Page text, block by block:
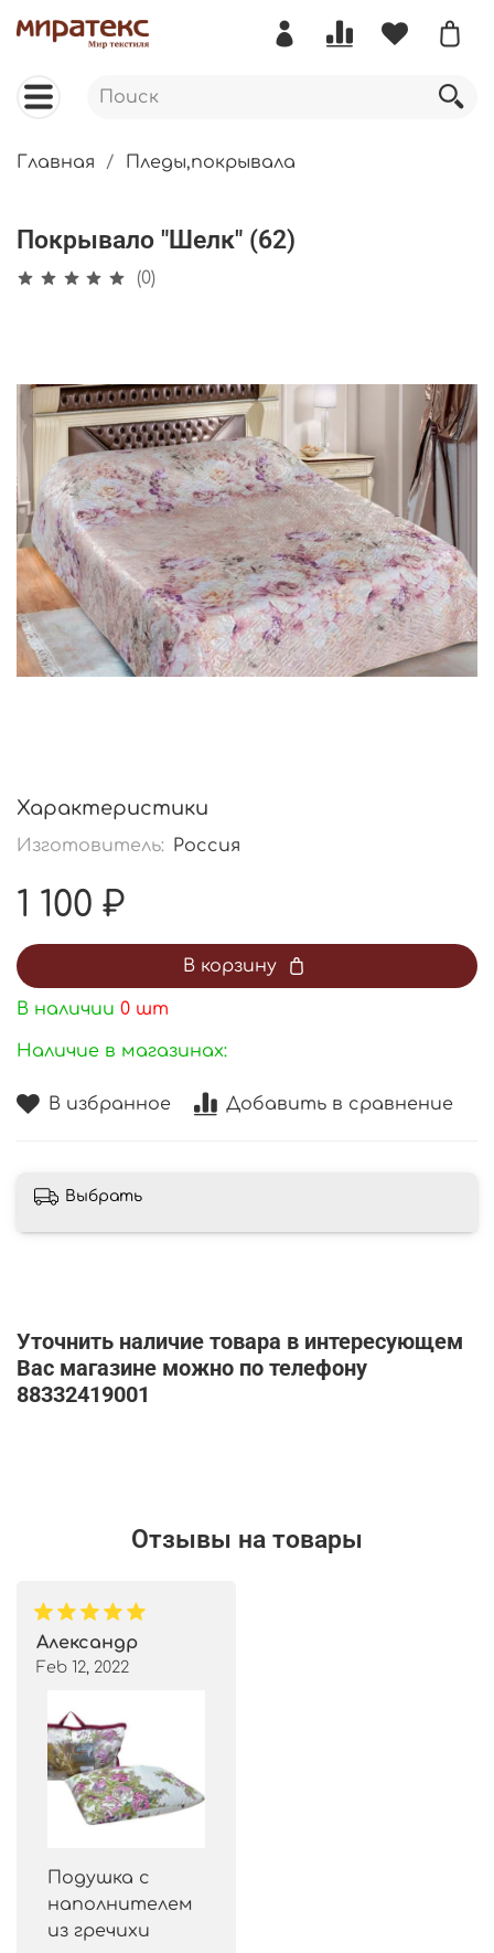
Главная Пледы,покрывала
Покрывало "Шелк" (62)
(0)
В избранное Добавить в сравнение
Характеристики
Изготовитель: Россия
1 100 ₽
В корзину
В наличии 0 шт
Наличие в магазинах:
Выбрать
Уточнить наличие товара в интересующем
Вас магазине можно по телефону
88332419001
Отзывы на товары
Александр
Feb 12, 2022
Подушка с
наполнителем
из гречихи